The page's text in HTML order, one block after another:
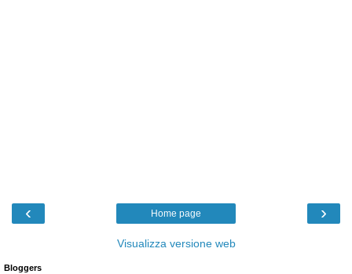
‹ ›
Home page
Visualizza versione web
Bloggers